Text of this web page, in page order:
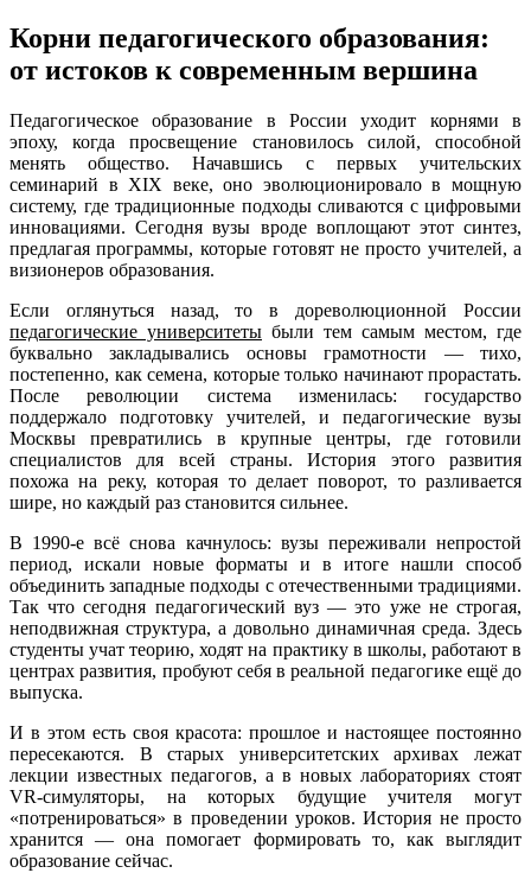
Корни педагогического образования:
от истоков к современным вершина
Педагогическое образование в России уходит корнями в
эпоху, когда просвещение становилось силой, способной
менять общество. Начавшись с первых учительских
семинарий в XIX веке, оно эволюционировало в мощную
систему, где традиционные подходы сливаются с цифровыми
инновациями. Сегодня вузы вроде воплощают этот синтез,
предлагая программы, которые готовят не просто учителей, а
визионеров образования.
Если оглянуться назад, то в дореволюционной России
педагогические университеты были тем самым местом, где
буквально закладывались основы грамотности — тихо,
постепенно, как семена, которые только начинают прорастать.
После революции система изменилась: государство
поддержало подготовку учителей, и педагогические вузы
Москвы превратились в крупные центры, где готовили
специалистов для всей страны. История этого развития
похожа на реку, которая то делает поворот, то разливается
шире, но каждый раз становится сильнее.
В 1990-е всё снова качнулось: вузы переживали непростой
период, искали новые форматы и в итоге нашли способ
объединить западные подходы с отечественными традициями.
Так что сегодня педагогический вуз — это уже не строгая,
неподвижная структура, а довольно динамичная среда. Здесь
студенты учат теорию, ходят на практику в школы, работают в
центрах развития, пробуют себя в реальной педагогике ещё до
выпуска.
И в этом есть своя красота: прошлое и настоящее постоянно
пересекаются. В старых университетских архивах лежат
лекции известных педагогов, а в новых лабораториях стоят
VR-симуляторы, на которых будущие учителя могут
«потренироваться» в проведении уроков. История не просто
хранится — она помогает формировать то, как выглядит
образование сейчас.